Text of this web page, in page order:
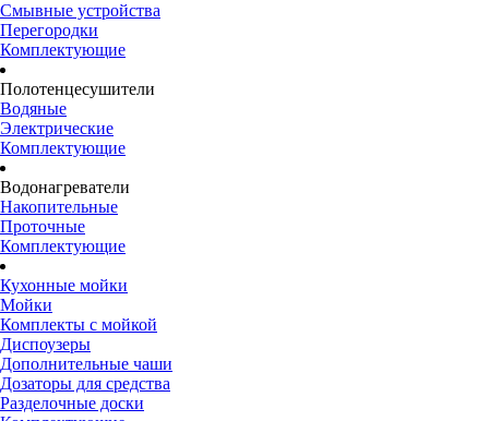
Смывные устройства
Перегородки
Комплектующие
Полотенцесушители
Водяные
Электрические
Комплектующие
Водонагреватели
Накопительные
Проточные
Комплектующие
Кухонные мойки
Мойки
Комплекты с мойкой
Диспоузеры
Дополнительные чаши
Дозаторы для средства
Разделочные доски